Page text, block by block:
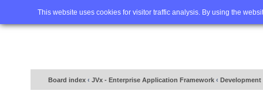
This website uses cookies for visitor traffic analysis. By using the
Home FAQ Advanced
Board index ‹ JVx - Enterprise Application Framework ‹ Development